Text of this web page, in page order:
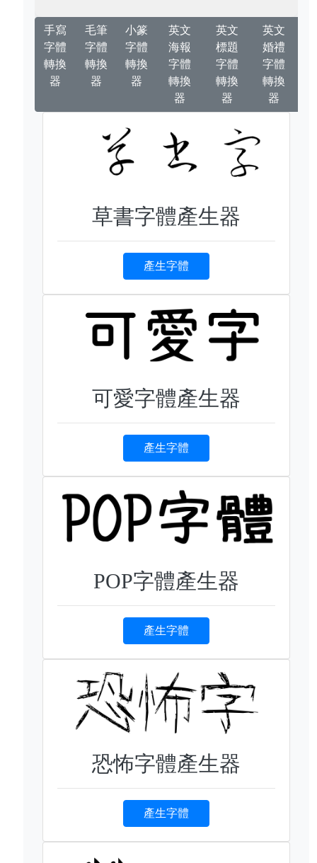
手寫
字體
轉換
器
毛筆
字體
轉換
器
小篆
字體
轉換
器
英文
海報
字體
轉換
器
英文
標題
字體
轉換
器
英文
婚禮
字體
轉換
器
草書字體產生器
產生字體
可愛字體產生器
產生字體
POP字體產生器
產生字體
恐怖字體產生器
產生字體